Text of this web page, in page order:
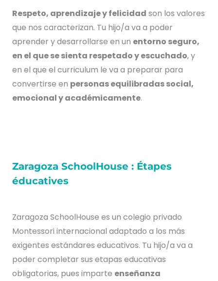
Respeto, aprendizaje y felicidad son los valores
que nos caracterizan. Tu hijo/a va a poder
aprender y desarrollarse en un entorno seguro,
en el que se sienta respetado y escuchado, y
en el que el curriculum le va a preparar para
convertirse en personas equilibradas social,
emocional y académicamente.
Zaragoza SchoolHouse : Étapes
éducatives
Zaragoza SchoolHouse es un colegio privado
Montessori internacional adaptado a los más
exigentes estándares educativos. Tu hijo/a va a
poder completar sus etapas educativas
obligatorias, pues imparte enseñanza